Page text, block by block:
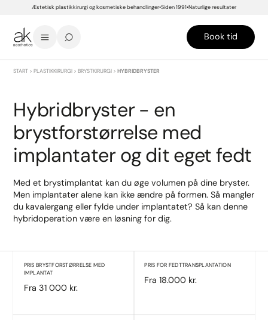
Æstetisk plastikkirurgi og kosmetiske behandlinger Siden 1991 Naturlige resultater
Book tid
START >PLASTIKKIRURGI >BRYSTKIRURGI >HYBRIDBRYSTER
Hybridbryster - en
brystforstørrelse med
implantater og dit eget fedt
Med et brystimplantat kan du øge volumen på dine bryster.
Men implantater alene kan ikke ændre på formen. Så mangler
du kavalergang eller fylde under implantatet? Så kan denne
hybridoperation være en løsning for dig.
PRIS BRYSTFORSTØRRELSE MED
IMPLANTAT
Fra 31 000 kr.
PRIS FOR FEDTTRANSPLANTATION
Fra 18.000 kr.